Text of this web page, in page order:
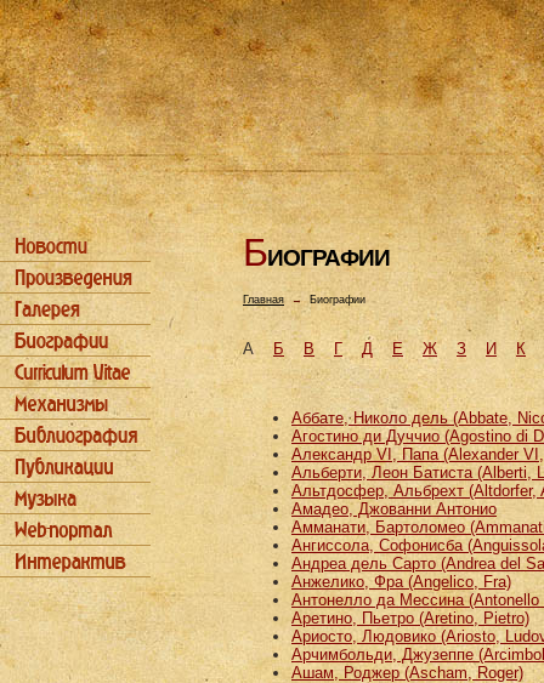
БИОГРАФИИ
Главная→ Биографии
А Б В Г Д Е Ж З И К
Аббате, Николо дель (Abbate,
Агостино ди Дуччио (Agostino di
Александр VI, Папа (Alexander
Альберти, Леон Батиста (Alberti,
Альтдосфер, Альбрехт (Altdorfer,
Амадео, Джованни Антонио
Амманати, Бартоломео
Ангиссола, Софонисба
Андреа дель Сарто (Andrea del
Анжелико, Фра (Angelico, Fra)
Антонелло да Мессина (Antonello
Аретино, Пьетро (Aretino, Pietro)
Ариосто, Людовико (Ariosto,
Арчимбольди, Джузеппе
Ашам, Роджер (Ascham, Roger)